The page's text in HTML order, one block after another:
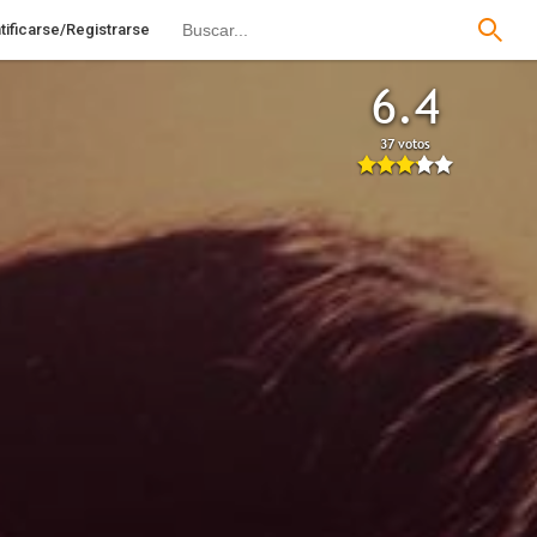
Registrarse
6.4
37 votos